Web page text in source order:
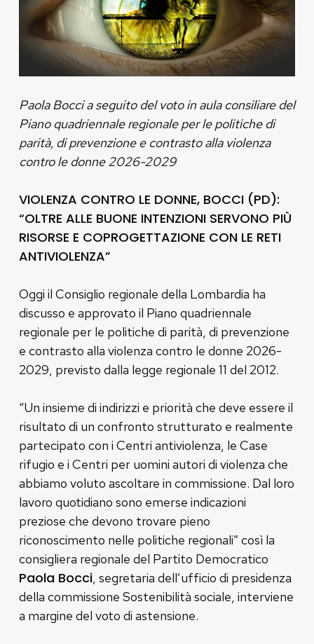
Paola Bocci a seguito del voto in aula consiliare del
Piano quadriennale regionale per le politiche di
parità, di prevenzione e contrasto alla violenza
contro le donne 2026-2029
VIOLENZA CONTRO LE DONNE, BOCCI (PD):
“OLTRE ALLE BUONE INTENZIONI SERVONO PIÙ
RISORSE E COPROGETTAZIONE CON LE RETI
ANTIVIOLENZA”
Oggi il Consiglio regionale della Lombardia ha
discusso e approvato il Piano quadriennale
regionale per le politiche di parità, di prevenzione
e contrasto alla violenza contro le donne 2026-
2029, previsto dalla legge regionale 11 del 2012.
“Un insieme di indirizzi e priorità che deve essere il
risultato di un confronto strutturato e realmente
partecipato con i Centri antiviolenza, le Case
rifugio e i Centri per uomini autori di violenza che
abbiamo voluto ascoltare in commissione. Dal loro
lavoro quotidiano sono emerse indicazioni
preziose che devono trovare pieno
riconoscimento nelle politiche regionali” così la
consigliera regionale del Partito Democratico
Paola Bocci, segretaria dell’ufficio di presidenza
della commissione Sostenibilità sociale, interviene
a margine del voto di astensione.